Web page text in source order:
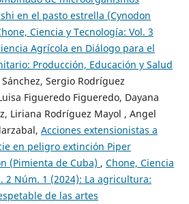
en el pasto estrella (Cynodon
Ciencia y Tecnología: Vol. 3
Agrícola en Diálogo para el
Producción, Educación y Salud
Sergio Rodríguez
Figueredo Figueredo, Dayana
Liriana Rodríguez Mayol , Angel
Acciones extensionistas a
en peligro extinción Piper
(Pimienta de Cuba) , Chone, Ciencia
2 Núm. 1 (2024): La agricultura:
de las artes